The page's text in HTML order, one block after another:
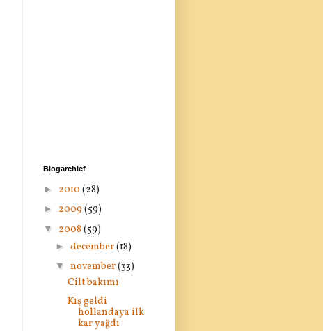
Blogarchief
► 2010 (28)
► 2009 (59)
▼ 2008 (59)
► december(18)
▼ november(33)
Cilt bakımı
Kış geldi
hollandaya ilk
kar yağdı